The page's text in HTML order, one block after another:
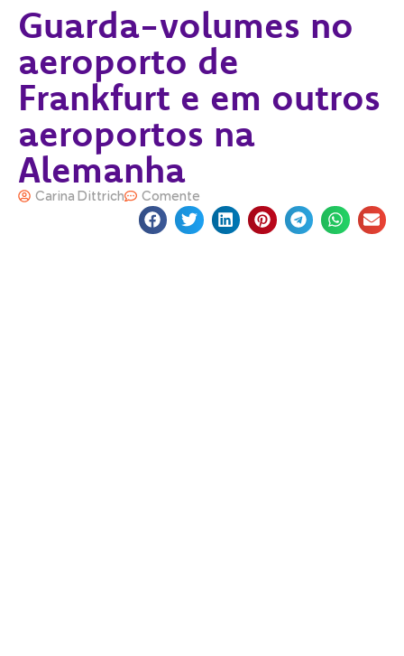
Guarda-volumes no
aeroporto de
Frankfurt e em outros
aeroportos na
Alemanha
Carina Dittrich Comente